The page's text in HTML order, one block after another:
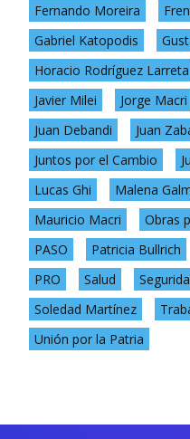
Fernando Moreira
Gabriel Katopodis
Horacio Rodríguez Larreta
Javier Milei
Jorge Macri
Juan Debandi
Juan
Juntos por el Cambio
Lucas Ghi
Malena
Mauricio Macri
Obras
PASO
Patricia Bullrich
PRO
Salud
Soledad Martínez
Unión por la Patria